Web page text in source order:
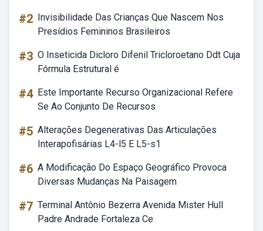
#2 Invisibilidade Das Crianças Que Nascem Nos
Presídios Femininos Brasileiros
#3 O Inseticida Dicloro Difenil Tricloroetano Ddt Cuja
Fórmula Estrutural é
#4 Este Importante Recurso Organizacional Refere
Se Ao Conjunto De Recursos
#5 Alterações Degenerativas Das Articulações
Interapofisárias L4-l5 E L5-s1
#6 A Modificação Do Espaço Geográfico Provoca
Diversas Mudanças Na Paisagem
#7 Terminal Antônio Bezerra Avenida Mister Hull
Padre Andrade Fortaleza Ce